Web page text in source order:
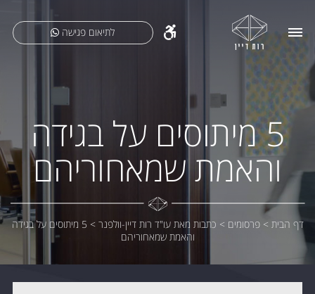
לתיאום פגישה
5 מיתוסים על בגידה
והאמת שמאחוריהם
דף הבית >פרסומים > כתבות מאת עו"ד רות דיין-וולפנר >
5 מיתוסים על בגידה
והאמת שמאחוריהם